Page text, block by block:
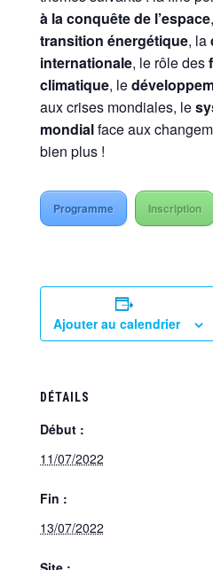
à la conquête de l’espace
transition énergétique, la
internationale, le rôle des
climatique, le
aux crises mondiales, le
mondialface aux
bien plus !
Programme Inscription
Ajouter au calendrier
DÉTAILS
Début :
11/07/2022
Fin :
13/07/2022